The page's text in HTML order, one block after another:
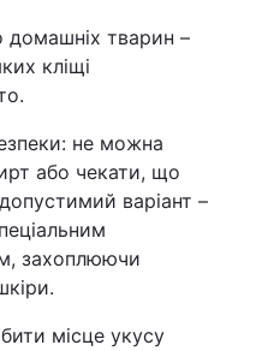
домашніх тварин –
кліщі
не можна
або чекати, що
варіант –
захоплюючи
місце укусу